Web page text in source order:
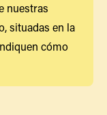
nuestras
situadas en la
cómo